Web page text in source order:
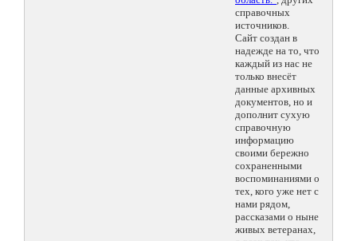
справочных
источников.
Сайт создан в
надежде на то, что
каждый из нас не
только внесёт
данные архивных
документов, но и
дополнит сухую
справочную
информацию
своими бережно
сохраненными
воспоминаниями о
тех, кого уже нет с
нами рядом,
рассказами о ныне
живых ветеранах,